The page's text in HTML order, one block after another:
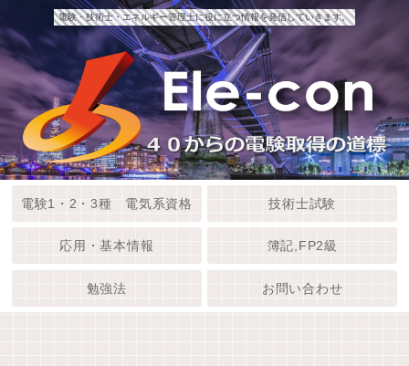
電験・技術士・エネルギー管理士に役に立つ情報を発信していきます。
電験1・2・3種 電気系資格 技術士試験
応用・基本情報 簿記,FP2級
勉強法 お問い合わせ